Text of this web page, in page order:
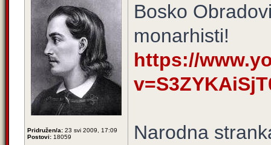
Pridružen/a: 23 svi 2009, 17:09
Postovi: 18059
Bosko
monarhisti!
https://
Narodna